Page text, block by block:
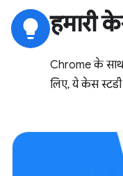
lightbulb हमारी
Chrome के साथ
लिए, ये केस